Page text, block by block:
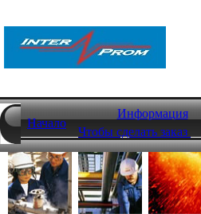
Начало
Информация
Чтобы сделать заказ